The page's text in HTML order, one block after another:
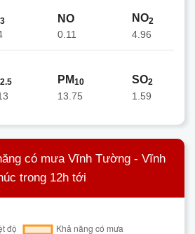
3 NO
0.11
NO2
4.96
2.5 PM10
13.75
SO2
1.59
có mưa Vĩnh Tường - Vĩnh
trong 12h tới